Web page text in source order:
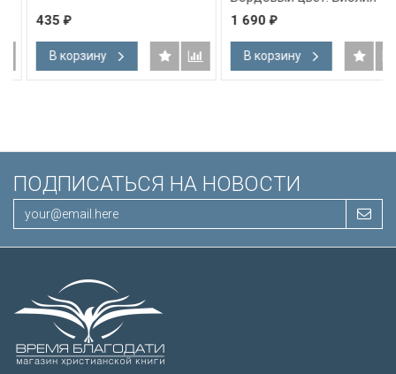
435₽
В корзину
Короля Иакова на
английском языке.
Словарь, карты, закладка,
подарочная вкладка, слова
Иисуса выделены красным
1 690₽
В корзину
ПОДПИСАТЬСЯ НА НОВОСТИ